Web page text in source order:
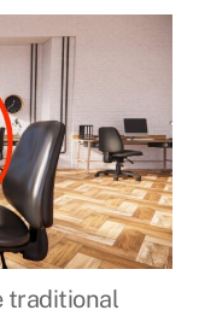
traditional